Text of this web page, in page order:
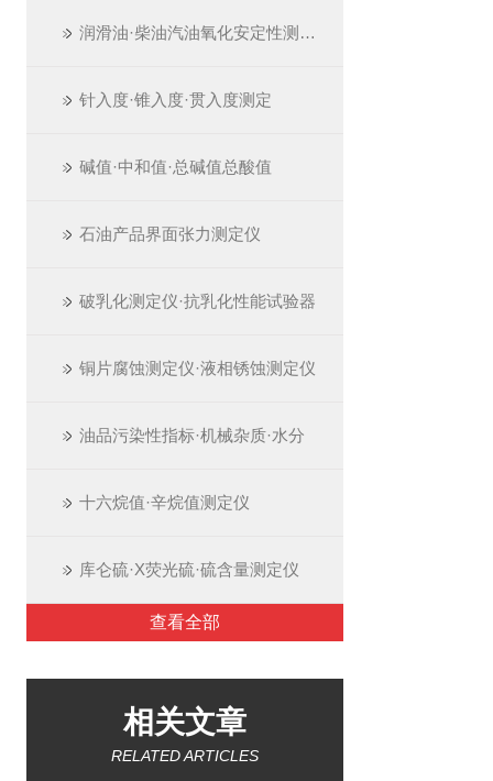
润滑油·柴油汽油氧化安定性测定仪
针入度·锥入度·贯入度测定
碱值·中和值·总碱值总酸值
石油产品界面张力测定仪
破乳化测定仪·抗乳化性能试验器
铜片腐蚀测定仪·液相锈蚀测定仪
油品污染性指标·机械杂质·水分
十六烷值·辛烷值测定仪
库仑硫·X荧光硫·硫含量测定仪
查看全部
相关文章
RELATED ARTICLES